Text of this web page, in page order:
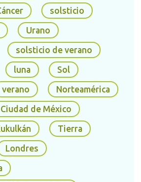
fresa de 2021 se encontrará
de 361,536
Además del fenómeno
Lunaestará acompañada
desde el 21 de junio, por lo
noche para mirar al cielo. en
solsticio
Urano
solsticio de verano
luna Sol
verano Norteamérica
Ciudad de México
Tierra
Londres